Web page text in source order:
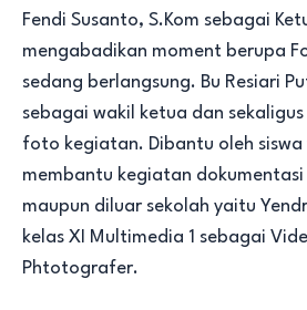
Fendi Susanto, S.Kom sebagai
mengabadikan moment berupa
sedang berlangsung. Bu Resiari
sebagai wakil ketua dan
foto kegiatan. Dibantu oleh siswa
membantu kegiatan
maupun diluar sekolah yaitu
kelas XI Multimedia 1 sebagai
Phtotografer.